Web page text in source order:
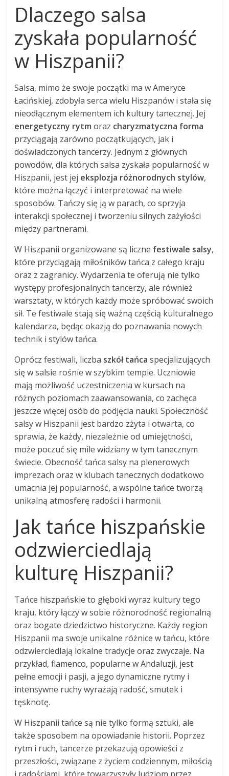
Dlaczego salsa
zyskała popularność
w Hiszpanii?
Salsa, mimo że swoje początki ma w Ameryce
Łacińskiej, zdobyła serca wielu Hiszpanów i stała się
nieodłącznym elementem ich kultury tanecznej. Jej
energetyczny rytm oraz charyzmatyczna forma
przyciągają zarówno początkujących, jak i
doświadczonych tancerzy. Jednym z głównych
powodów, dla których salsa zyskała popularność w
Hiszpanii, jest jej eksplozja różnorodnych stylów,
które można łączyć i interpretować na wiele
sposobów. Tańczy się ją w parach, co sprzyja
interakcji społecznej i tworzeniu silnych zażyłości
między partnerami.
W Hiszpanii organizowane są liczne festiwale salsy,
które przyciągają miłośników tańca z całego kraju
oraz z zagranicy. Wydarzenia te oferują nie tylko
występy profesjonalnych tancerzy, ale również
warsztaty, w których każdy może spróbować swoich
sił. Te festiwale stają się ważną częścią kulturalnego
kalendarza, będąc okazją do poznawania nowych
technik i stylów tańca.
Oprócz festiwali, liczba szkół tańca specjalizujących
się w salsie rośnie w szybkim tempie. Uczniowie
mają możliwość uczestniczenia w kursach na
różnych poziomach zaawansowania, co zachęca
jeszcze więcej osób do podjęcia nauki. Społeczność
salsy w Hiszpanii jest bardzo zżyta i otwarta, co
sprawia, że każdy, niezależnie od umiejętności,
może poczuć się mile widziany w tym tanecznym
świecie. Obecność tańca salsy na plenerowych
imprezach oraz w klubach tanecznych dodatkowo
umacnia jej popularność, a wspólne tańce tworzą
unikalną atmosferę radości i harmonii.
Jak tańce hiszpańskie
odzwierciedlają
kulturę Hiszpanii?
Tańce hiszpańskie to głęboki wyraz kultury tego
kraju, który łączy w sobie różnorodność regionalną
oraz bogate dziedzictwo historyczne. Każdy region
Hiszpanii ma swoje unikalne różnice w tańcu, które
odzwierciedlają lokalne tradycje oraz zwyczaje. Na
przykład, flamenco, popularne w Andaluzji, jest
pełne emocji i pasji, a jego dynamiczne rytmy i
intensywne ruchy wyrażają radość, smutek i
tęsknotę.
W Hiszpanii tańce są nie tylko formą sztuki, ale
także sposobem na opowiadanie historii. Poprzez
rytm i ruch, tancerze przekazują opowieści z
przeszłości, związane z życiem codziennym, miłością